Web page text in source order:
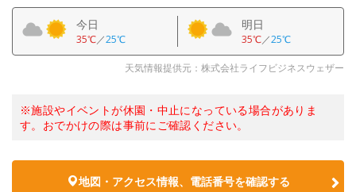
今日
35℃／25℃
明日
35℃／25℃
天気情報提供元：株式会社ライフビジネスウェザー
※施設やイベントが休園・中止になっている場合がありま
す。おでかけの際は事前にご確認ください。
地図・アクセス情報、電話番号を確認する